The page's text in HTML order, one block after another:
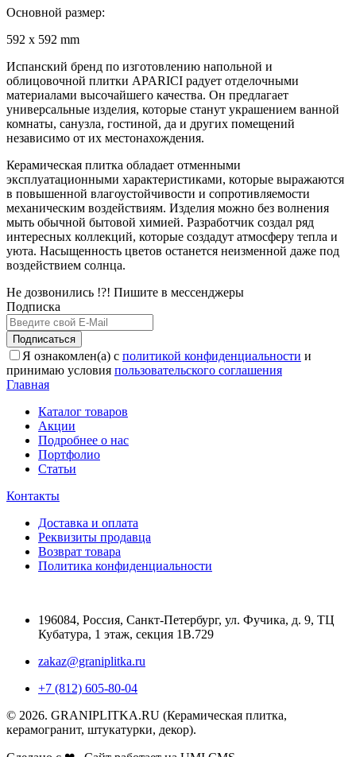
Основной размер:
592 x 592 mm
Испанский бренд по изготовлению напольной и
облицовочной плитки APARICI радует отделочными
материалами высочайшего качества. Он предлагает
универсальные изделия, которые станут украшением ванной
комнаты, санузла, гостиной, да и других помещений
независимо от их местонахождения.
Керамическая плитка обладает отменными
эксплуатационными характеристиками, которые выражаются
в повышенной влагоустойчивости и сопротивляемости
механическим воздействиям. Изделия можно без волнения
мыть обычной бытовой химией. Разработчик создал ряд
интересных коллекций, которые создадут атмосферу тепла и
уюта. Насыщенность цветов останется неизменной даже под
воздействием солнца.
Не дозвонились !?! Пишите в мессенджеры
Подписка
Подписаться
Я ознакомлен(а) с политикой конфиденциальности и
принимаю условия пользовательского соглашения
Главная
Каталог товаров
Акции
Подробнее о нас
Портфолио
Статьи
Контакты
Доставка и оплата
Реквизиты продавца
Возврат товара
Политика конфиденциальности
196084, Россия, Санкт-Петербург, ул. Фучика, д. 9, ТЦ
Кубатура, 1 этаж, секция 1В.729
zakaz@graniplitka.ru
+7 (812) 605-80-04
© 2026. GRANIPLITKA.RU (Керамическая плитка,
керамогранит, штукатурки, декор).